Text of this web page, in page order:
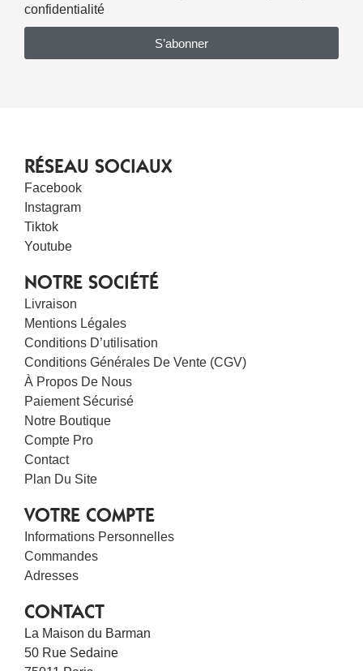
confidentialité
S’abonner
RÉSEAU SOCIAUX
Facebook
Instagram
Tiktok
Youtube
NOTRE SOCIÉTÉ
Livraison
Mentions Légales
Conditions D’utilisation
Conditions Générales De Vente (CGV)
À Propos De Nous
Paiement Sécurisé
Notre Boutique
Compte Pro
Contact
Plan Du Site
VOTRE COMPTE
Informations Personnelles
Commandes
Adresses
CONTACT
La Maison du Barman
50 Rue Sedaine